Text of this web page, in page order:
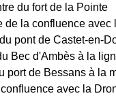
du fort de la Pointe
de la confluence
pont de Castet-en-
Bec d'Ambès à la
port de Bessans à la
confluence avec la